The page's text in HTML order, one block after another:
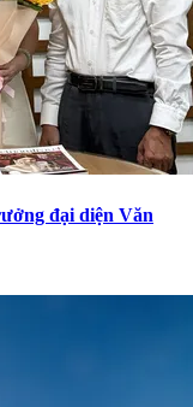
đại diện Văn